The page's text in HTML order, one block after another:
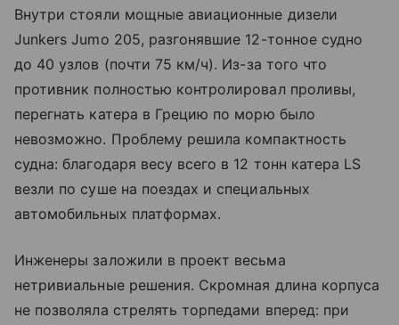
Внутри стояли мощные авиационные дизели
Junkers Jumo 205, разгонявшие 12-тонное судно
до 40 узлов (почти 75 км/ч). Из-за того что
противник полностью контролировал проливы,
перегнать катера в Грецию по морю было
невозможно. Проблему решила компактность
судна: благодаря весу всего в 12 тонн катера LS
везли по суше на поездах и специальных
автомобильных платформах.
Инженеры заложили в проект весьма
нетривиальные решения. Скромная длина корпуса
не позволяла стрелять торпедами вперед: при